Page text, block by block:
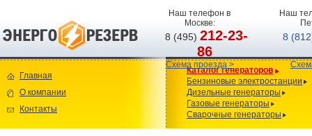
Наш телефон в
Москве:
8 (495)212-23-
86
Схема проезда >
Наш
8
Главная
О компании
Контакты
Каталог генераторов
Бензиновые электростанции
Дизельные генераторы
Газовые генераторы
Сварочные генераторы